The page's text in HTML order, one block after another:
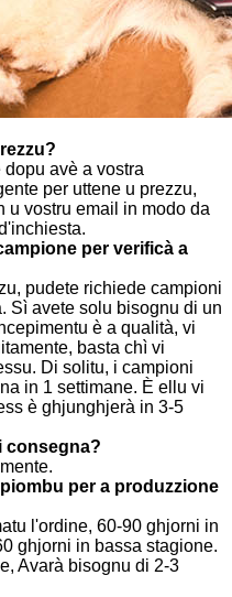
avè a vostra
per uttene u prezzu,
u vostru email in modo da
per verificà a
pudete richiede campioni
Sì avete solu bisognu di un
è a qualità, vi
basta chì vi
Di solitu, i campioni
in 1 settimane. È ellu vi
è ghjunghjerà in 3-5
consegna?
per a produzzione
l'ordine, 60-90 ghjorni in
ghjorni in bassa stagione.
Avarà bisognu di 2-3